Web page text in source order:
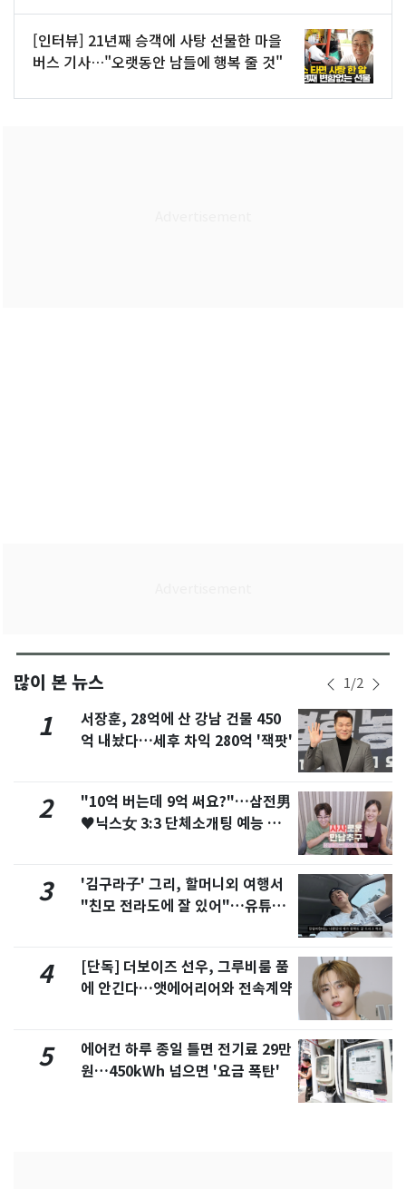
[인터뷰] 21년째 승객에 사탕 선물한 마을
버스 기사…"오랫동안 남들에 행복 줄 것"
많이 본 뉴스 1/2
1
서장훈, 28억에 산 강남 건물 450
억 내놨다…세후 차익 280억 '잭팟'
2
"10억 버는데 9억 써요?"…삼전男
♥닉스女 3:3 단체소개팅 예능 화
3
'김구라子' 그리, 할머니외 여행서
"친모 전라도에 잘 있어"…유튜브
4
[단독] 더보이즈 선우, 그루비룸 품
에 안긴다…앳에어리어와 전속계약
5
에어컨 하루 종일 틀면 전기료 29만
원…450kWh 넘으면 '요금 폭탄'